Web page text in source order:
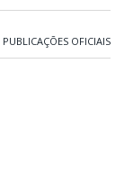
PUBLICAÇÕES OFICIAIS